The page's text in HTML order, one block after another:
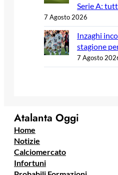
Serie A:
7 Agosto 2026
Inzaghi
stagione
7 Agosto
Atalanta Oggi
Home
Notizie
Calciomercato
Infortuni